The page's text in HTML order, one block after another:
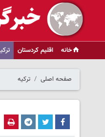
خانه اقلیم کردستان
صفحه اصلی ترکیه